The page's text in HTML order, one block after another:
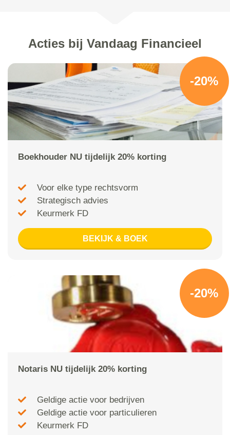
Acties bij Vandaag Financieel
-20%
Boekhouder NU tijdelijk 20% korting
Voor elke type rechtsvorm
Strategisch advies
Keurmerk FD
BEKIJK & BOEK
-20%
Notaris NU tijdelijk 20% korting
Geldige actie voor bedrijven
Geldige actie voor particulieren
Keurmerk FD